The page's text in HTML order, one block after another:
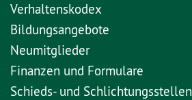
Verhaltenskodex
Bildungsangebote
Neumitglieder
Finanzen und Formulare
Schieds- und Schlichtungsstellen